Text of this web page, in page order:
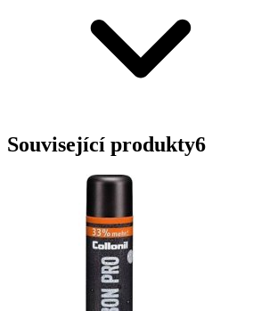
Související produkty6